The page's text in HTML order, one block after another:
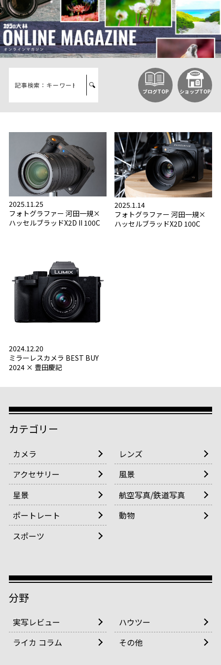
ブログTOP ショップTOP
カテゴリー
カメラ
レンズ
アクセサリー
風景
星景
航空写真/鉄道写真
ポートレート
動物
スポーツ
分野
実写レビュー
ハウツー
ライカ コラム
その他
2025.11.25
フォトグラファー 河田一規×
ハッセルブラッドX2D II 100C
2025.1.14
フォトグラファー 河田一規×
ハッセルブラッドX2D 100C
2024.12.20
ミラーレスカメラ BEST BUY
2024 × 豊田慶記